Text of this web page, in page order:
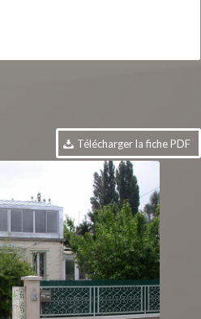
Télécharger la fiche PDF